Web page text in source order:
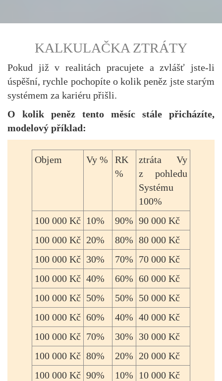
KALKULAČKA ZTRÁTY
Pokud již v realitách pracujete a zvlášť jste-li
úspěšní, rychle pochopíte o kolik peněz jste starým
systémem za kariéru přišli.
O kolik peněz tento měsíc stále přicházíte,
modelový příklad:
Objem Vy %
RK
%
ztráta Vy
z pohledu
Systému
100%
100 000 Kč 10% 90% 90 000 Kč
100 000 Kč 20% 80% 80 000 Kč
100 000 Kč 30% 70% 70 000 Kč
100 000 Kč 40% 60% 60 000 Kč
100 000 Kč 50% 50% 50 000 Kč
100 000 Kč 60% 40% 40 000 Kč
100 000 Kč 70% 30% 30 000 Kč
100 000 Kč 80% 20% 20 000 Kč
100 000 Kč 90% 10% 10 000 Kč